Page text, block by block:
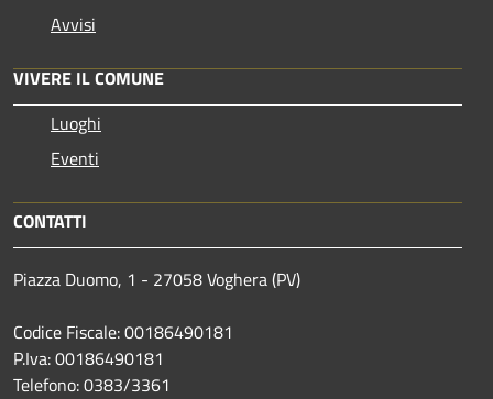
Avvisi
VIVERE IL COMUNE
Luoghi
Eventi
CONTATTI
Piazza Duomo, 1 - 27058 Voghera (PV)
Codice Fiscale: 00186490181
P.Iva: 00186490181
Telefono:0383/3361